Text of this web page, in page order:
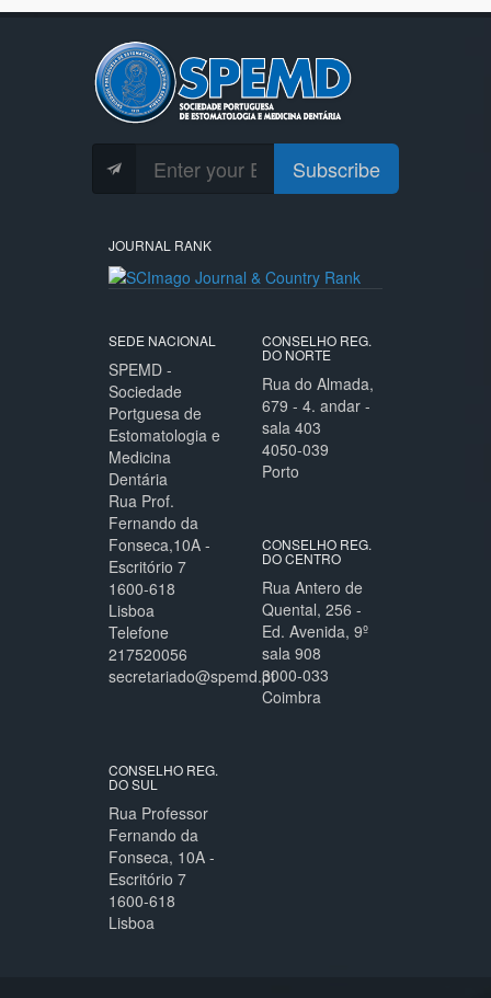
Subscribe
JOURNAL RANK
SEDE NACIONAL
SPEMD -
Sociedade
Portguesa de
Estomatologia e
Medicina
Dentária
Rua Prof.
Fernando da
Fonseca,10A -
Escritório 7
1600-618
Lisboa
Telefone
217520056
secretariado@spemd.pt
CONSELHO REG.
DO NORTE
Rua do Almada,
679 - 4. andar -
sala 403
4050-039
Porto
CONSELHO REG.
DO CENTRO
Rua Antero de
Quental, 256 -
Ed. Avenida, 9º
sala 908
3000-033
Coimbra
CONSELHO REG.
DO SUL
Rua Professor
Fernando da
Fonseca, 10A -
Escritório 7
1600-618
Lisboa